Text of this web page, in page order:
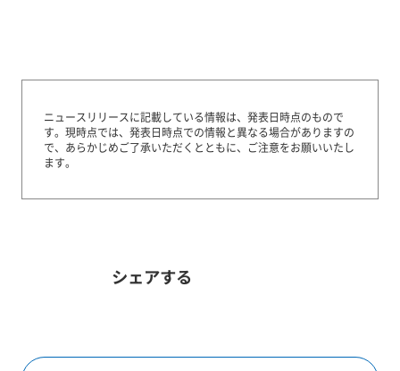
ニュースリリースに記載している情報は、発表日時点のもので
す。 現時点では、発表日時点での情報と異なる場合がありますの
で、あらかじめご了承いただくとともに、ご注意をお願いいたし
ます。
シェアする